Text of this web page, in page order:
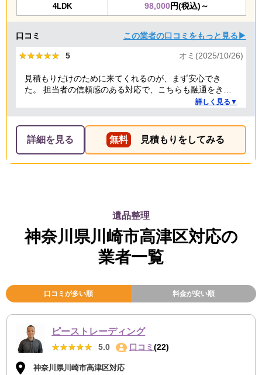
4LDK 98,000円(税込)～
口コミ この業者の口コミをもっと見る▶
★★★★★
★★★★★ 5 オミ(2025/10/26)
見積もりだけのために来てくれるのが、まず安心でき
た。 担当者の信頼感のある対応で、こちらも融通をきか
せることで、結果的にもっとも安い価格でお願いでき
詳しく見る▼
詳細を見る 無料 見積もりをしてみる
遺品整理
神奈川県川崎市高津区対応の
業者一覧
口コミが多い順 料金が安い順
ピーストレーディング
★★★★★
★★★★★ 5.0 口コミ (22)
神奈川県川崎市高津区対応